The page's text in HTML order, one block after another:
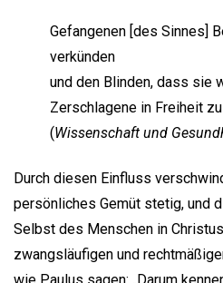
Gefangenen [des Sinnes]
verkünden
und den Blinden, dass sie
Zerschlagene in Freiheit
(Wissenschaft und
Durch diesen Einfluss
persönliches Gemüt stetig, und
Selbst des Menschen in
zwangsläufigen und